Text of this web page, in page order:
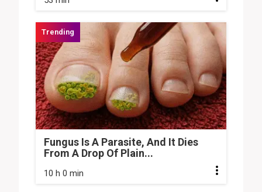
Fungus Is A Parasite, And It Dies
From A Drop Of Plain...
10 h 0 min